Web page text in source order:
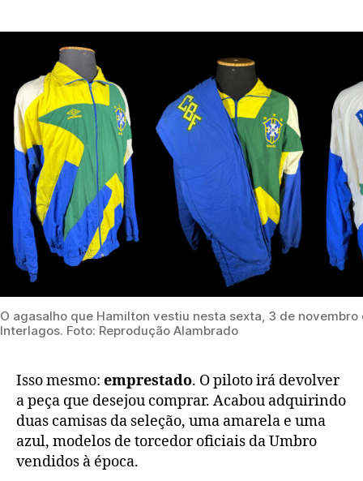
O agasalho que Hamilton vestiu nesta sexta, 3 de novembro
Interlagos. Foto: Reprodução Alambrado
Isso mesmo: emprestado. O piloto irá devolver
a peça que desejou comprar. Acabou adquirindo
duas camisas da seleção, uma amarela e uma
azul, modelos de torcedor oficiais da Umbro
vendidos à época.